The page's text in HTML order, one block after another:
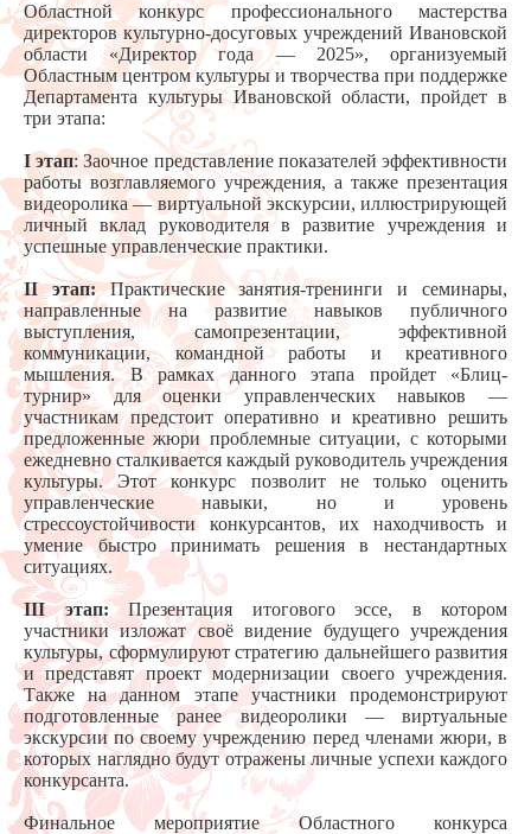
Областной конкурс профессионального мастерства
директоров культурно-досуговых учреждений Ивановской
области «Директор года — 2025», организуемый
Областным центром культуры и творчества при поддержке
Департамента культуры Ивановской области, пройдет в
три этапа:
I этап: Заочное представление показателей эффективности
работы возглавляемого учреждения, а также презентация
видеоролика — виртуальной экскурсии, иллюстрирующей
личный вклад руководителя в развитие учреждения и
успешные управленческие практики.
II этап:Практические занятия-тренинги и семинары,
направленные на развитие навыков публичного
выступления, самопрезентации, эффективной
коммуникации, командной работы и креативного
мышления. В рамках данного этапа пройдет «Блиц-
турнир» для оценки управленческих навыков —
участникам предстоит оперативно и креативно решить
предложенные жюри проблемные ситуации, с которыми
ежедневно сталкивается каждый руководитель учреждения
культуры. Этот конкурс позволит не только оценить
управленческие навыки, но и уровень
стрессоустойчивости конкурсантов, их находчивость и
умение быстро принимать решения в нестандартных
ситуациях.
III этап:Презентация итогового эссе, в котором
участники изложат своё видение будущего учреждения
культуры, сформулируют стратегию дальнейшего развития
и представят проект модернизации своего учреждения.
Также на данном этапе участники продемонстрируют
подготовленные ранее видеоролики — виртуальные
экскурсии по своему учреждению перед членами жюри, в
которых наглядно будут отражены личные успехи каждого
конкурсанта.
Финальное мероприятие Областного конкурса